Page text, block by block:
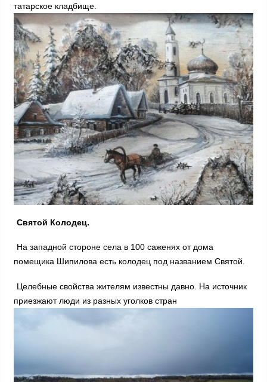
татарское кладбище.
Святой Колодец.
На западной стороне села в 100 саженях от дома
помещика Шипилова есть колодец под названием Святой.
Целебные свойства жителям известны давно. На источник
приезжают люди из разных уголков стран